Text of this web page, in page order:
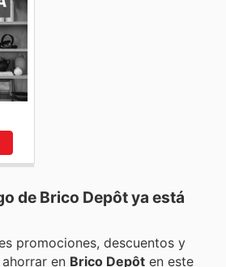
de Brico Depôtya está
promociones, descuentos y
para ahorrar en Brico Depôt en este